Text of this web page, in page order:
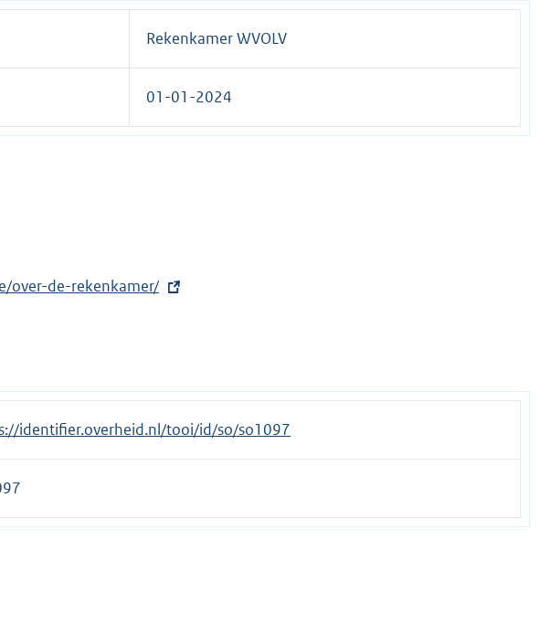
Rekenkamer WVOLV
01-01-2024
over-de-rekenkamer/
identifier.overheid.nl/tooi/id/so/so1097